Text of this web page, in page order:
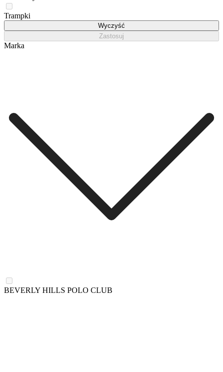
Trampki
Wyczyść
Zastosuj
Marka
BEVERLY HILLS POLO CLUB